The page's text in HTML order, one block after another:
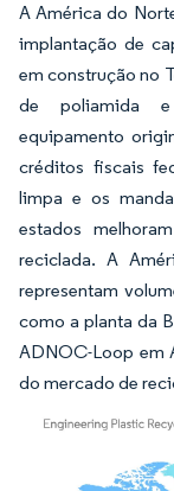
A América do
implantação de
em construção no
de poliamida e
equipamento
créditos fiscais
limpa e os
estados
reciclada. A
representam
como a planta da
ADNOC-Loop em
do mercado de